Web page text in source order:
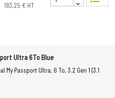
183,25 € HT
Ultra 6To Blue
My Passport Ultra, 6 To, 3.2 Gen 1 (3.1